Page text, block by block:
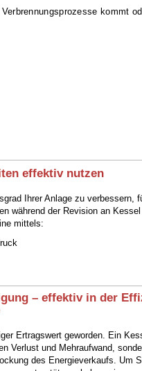
kommt
effektiv nutzen
Ihrer Anlage zu verbessern,
während der Revision an
mittels:
– effektiv in der
Ertragswert geworden. Ein
Verlust und Mehraufwand,
des Energieverkaufs. Um